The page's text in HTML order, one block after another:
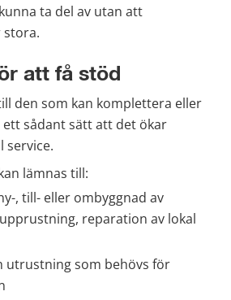
ta del av utan att
stora.
att få stöd
den som kan komplettera eller
ett sådant sätt att det ökar
service.
lämnas till:
, till- eller ombyggnad av
reparation av lokal
utrustning som behövs för